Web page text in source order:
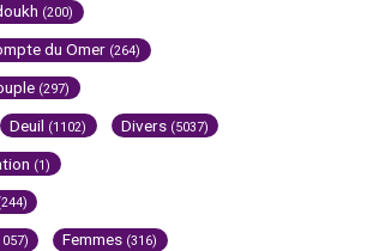
(200)
du Omer (264)
(297)
Deuil (1102) Divers (5037)
(1)
Femmes (316)